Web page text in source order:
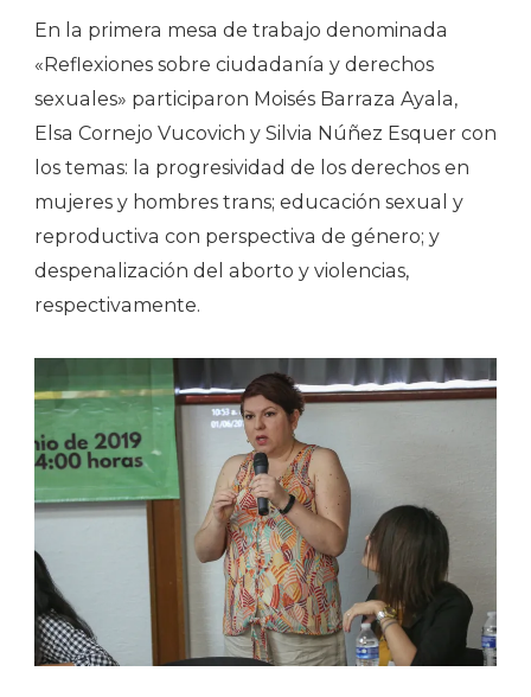
En la primera mesa de trabajo denominada
«Reflexiones sobre ciudadanía y derechos
sexuales» participaron Moisés Barraza Ayala,
Elsa Cornejo Vucovich y Silvia Núñez Esquer con
los temas: la progresividad de los derechos en
mujeres y hombres trans; educación sexual y
reproductiva con perspectiva de género; y
despenalización del aborto y violencias,
respectivamente.